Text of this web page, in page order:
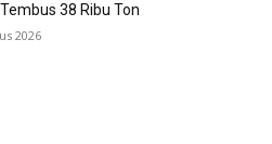
38 Ribu Ton
2026